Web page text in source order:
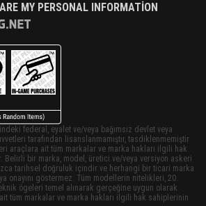
MY PERSONAL INFORMATION
federal, eyalet ve/veya bağımsız devlet veya
tarafından lisanslanmamıştır, tasdiklenmemiştir
araçlara ait tüm markalar ve marka hakları ilgili hak
Belirli bir marka, model, üretici ve/veya versiyon askeri
tarihsel doğruluk içindir ve herhangi bir ticari marka
onayını göstermez. Tüm modellerin nitelikleri, 20.
ögeleri temel alınarak gerçeğine uygun olarak
tüm markalar ve marka hakları ilgili hak sahiplerinin